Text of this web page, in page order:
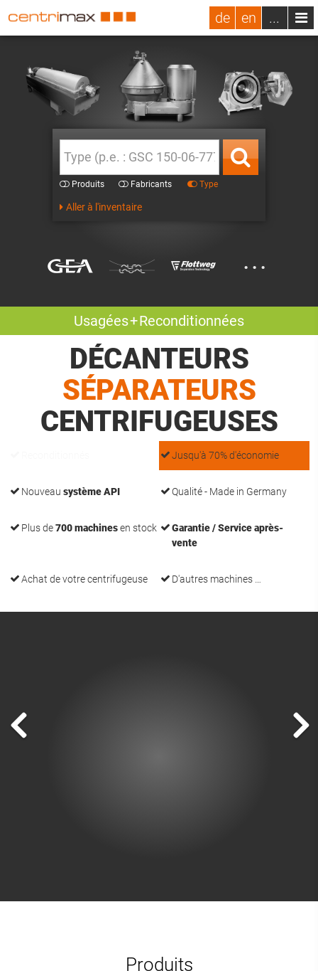
de en ...
Produits Fabricants Type
Aller à l'inventaire
...
DÉCANTEURS
SÉPARATEURS
CENTRIFUGEUSES
Jusqu'à 70% d'économie
Nouveau système API Qualité - Made in Germany
Plus de700 machinesen stock
Garantie / Service après-
vente
Achat de votre centrifugeuse D'autres machines …
Usagées + Reconditionnées
Produits